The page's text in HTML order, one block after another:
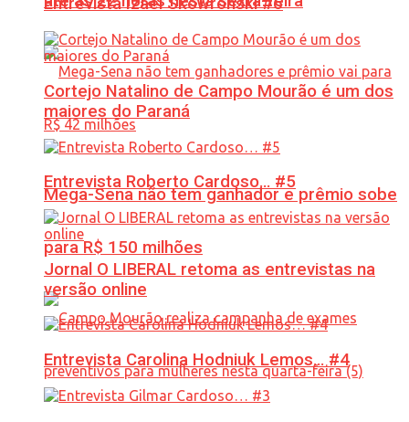
Mega-Sena não tem ganhador e prêmio sobe
para R$ 150 milhões
Cortejo Natalino de Campo Mourão é um dos
maiores do Paraná
Entrevista Roberto Cardoso… #5
Jornal O LIBERAL retoma as entrevistas na
versão online
Entrevista Carolina Hodniuk Lemos… #4